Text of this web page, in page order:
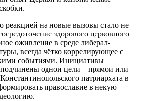
реакцией на новые вызовы стало не
здорового церковного
оживление в среде либерал-
всегда чётко коррелирующее с
событиями. Инициативы
одной цели – прямой или
патриархата в
православие в некую